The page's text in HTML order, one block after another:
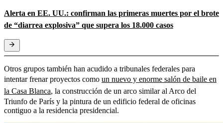
Alerta en EE. UU.: confirman las primeras muertes por el brote
de “diarrea explosiva” que supera los 18.000 casos
Otros grupos también han acudido a tribunales federales para
intentar frenar proyectos como un nuevo y enorme salón de baile en
la Casa Blanca, la construcción de un arco similar al Arco del
Triunfo de París y la pintura de un edificio federal de oficinas
contiguo a la residencia presidencial.